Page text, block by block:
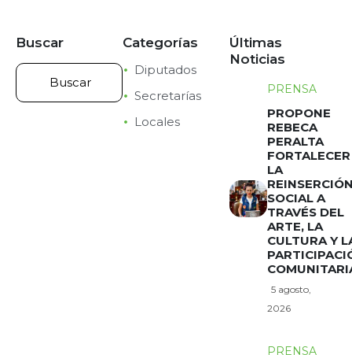
Buscar Categorías
Diputados
Secretarías
Locales
Últimas
Noticias
PRENSA
PROPONE
REBECA
PERALTA
FORTALECER
LA
SOCIAL A
TRAVÉS DEL
ARTE, LA
CULTURA Y
5 agosto,
2026
PRENSA